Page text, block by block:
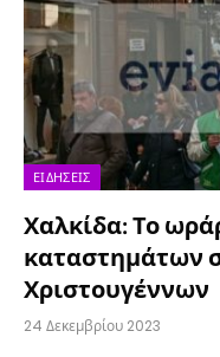
ΕΙΔΉΣΕΙΣ
Χαλκίδα: Το
καταστημάτων
Χριστουγέννων
24 Δεκεμβρίου 2023